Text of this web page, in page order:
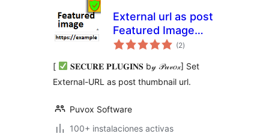
External url as post
Featured Image
(thumbnail) (2valoraciones
en
)
[
𝐒𝐄𝐂𝐔𝐑𝐄 𝐏𝐋𝐔𝐆𝐈𝐍𝐒 b𝓎 𝒫𝓊𝓋𝑜𝓍] Set
External-URL as post thumbnail url.
Puvox Software
100+ instalaciones activas